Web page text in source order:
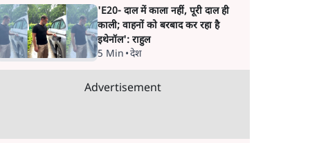
'E20- दाल में काला नहीं, पूरी दाल ही
काली; वाहनों को बरबाद कर रहा है
इथेनॉल': राहुल
5 Min •देश
Advertisement